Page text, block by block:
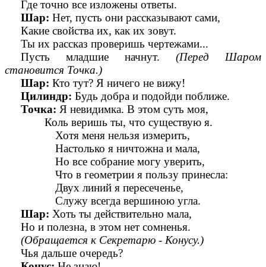
Где точно все изложены ответы.
Шар: Нет, пусть они рассказывают сами,
Какие свойства их, как их зовут.
Ты их рассказ проверишь чертежами...
Пусть младшие начнут. (Перед Шаром
становится Точка.)
Шар: Кто тут? Я ничего не вижу!
Цилиндр: Будь добра и подойди поближе.
Точка: Я невидимка. В этом суть моя,
Коль веришь ты, что существую я.
Хотя меня нельзя измерить,
Настолько я ничтожна и мала,
Но все собрание могу уверить,
Что в геометрии я пользу принесла:
Двух линий я пересеченье,
Служу всегда вершиною угла.
Шар: Хоть ты действительно мала,
Но и полезна, в этом нет сомненья.
(Обращается к Секретарю - Конусу.)
Чья дальше очередь?